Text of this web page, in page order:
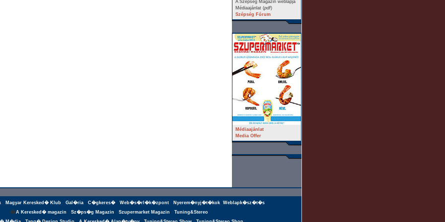
A Szépség Magazin weblapja
Médiaajánlat (pdf)
Szépség Fórum
Médiaajánlat
Media Offer
Magyar Keresked� Klub Gal�ria C�gkeres� Web�s�rl�k�zpont Nyerem�nyj�t�kok Weblapk�sz�t�s
�A Keresked� magazin Sz�ps�g Magazin Szupermarket Magazin Tuning&Stereo